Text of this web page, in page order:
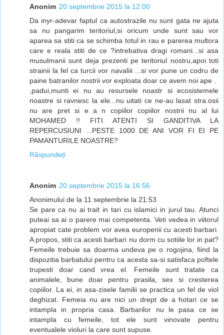
Anonim 20 septembrie 2015 la 12:00
Da inyr-adevar faptul ca autostrazile nu sunt gata ne ajuta
sa nu pangarim teritoriul,si oricum unde sunt sau vor
aparea sa stiti ca se schimba totul in rau e parerea multora
care e reala stiti de ce ?intrebativa dragi romani...si asa
musulmanii sunt deja prezenti pe teritoriul nostru,apoi toti
strainii la fel ca turcii vor navaliii ...si vor pune un codru de
paine batranilor nostrii vor exploata doar ce avem noi ape .
,padui,munti ei nu au resursele noastr si ecosistemele
noastre si ravnesc la ele...nu uitati ce ne-au lasat stra.osii
nu are pret si e a n copiilor copiilor nostrii nu al lui
MOHAMED !! FITI ATENTI SI GANDITIVA LA
REPERCUSIUNI ...PESTE 1000 DE ANI VOR FI EI PE
PAMANTURILE NOASTRE?
Răspundeți
Anonim 20 septembrie 2015 la 16:56
Anonimului de la 11 septembrie la 21:53
Se pare ca nu ai trait in tari cu islamici in jurul tau. Atunci
puteai sa ai o parere mai competenta. Veti vedea in viitorul
apropiat cate problem vor avea europenii cu acesti barbari.
A propos, stiti ca acesti barbari nu dorm cu sotiile lor in pat?
Femeile trebuie sa doarma undeva pe o rogojina, fiind la
dispozitia barbatului pentru ca acesta sa-si satisfaca poftele
trupesti doar cand vrea el. Femeile sunt tratate ca
animalele, bune doar pentru prasila, sex si cresterea
copiilor. La ei, in asa-zisele familii se practica un fel de viol
deghizat. Femeia nu are nici un drept de a hotari ce se
intampla in propria casa. Barbarilor nu le pasa ce se
intampla cu femeile, tot ele sunt vinovate pentru
eventualele violuri la care sunt supuse.